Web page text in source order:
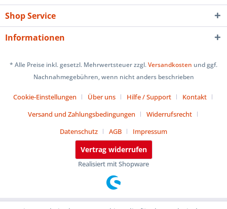
Shop Service
Informationen
* Alle Preise inkl. gesetzl. Mehrwertsteuer zzgl.Versandkosten und ggf.
Nachnahmegebühren, wenn nicht anders beschrieben
Cookie-Einstellungen Über uns Hilfe / Support
Kontakt
Versand und Zahlungsbedingungen
Widerrufsrecht
Datenschutz
AGB Impressum
Vertrag widerrufen
Realisiert mit Shopware